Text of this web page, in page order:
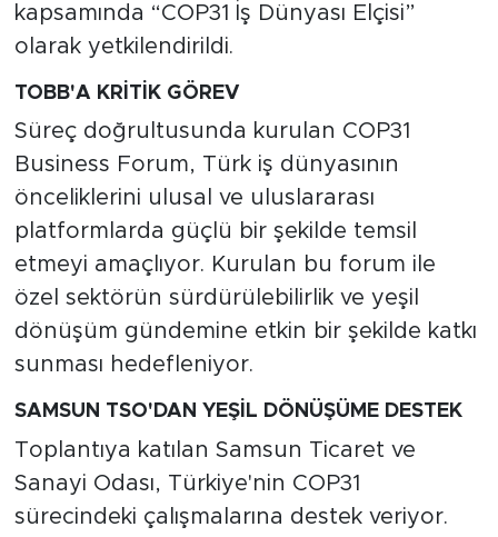
kapsamında “COP31 İş Dünyası Elçisi”
olarak yetkilendirildi.
TOBB'A KRİTİK GÖREV
Süreç doğrultusunda kurulan COP31
Business Forum, Türk iş dünyasının
önceliklerini ulusal ve uluslararası
platformlarda güçlü bir şekilde temsil
etmeyi amaçlıyor. Kurulan bu forum ile
özel sektörün sürdürülebilirlik ve yeşil
dönüşüm gündemine etkin bir şekilde katkı
sunması hedefleniyor.
SAMSUN TSO'DAN YEŞİL DÖNÜŞÜME DESTEK
Toplantıya katılan Samsun Ticaret ve
Sanayi Odası, Türkiye'nin COP31
sürecindeki çalışmalarına destek veriyor.